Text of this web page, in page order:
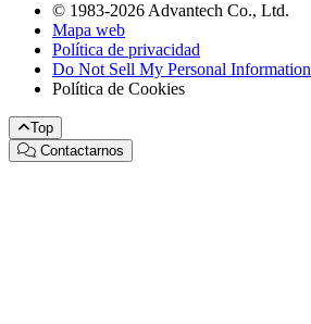
© 1983-2026 Advantech Co., Ltd.
Mapa web
Política de privacidad
Do Not Sell My Personal Information
Política de Cookies
Top
Contactarnos